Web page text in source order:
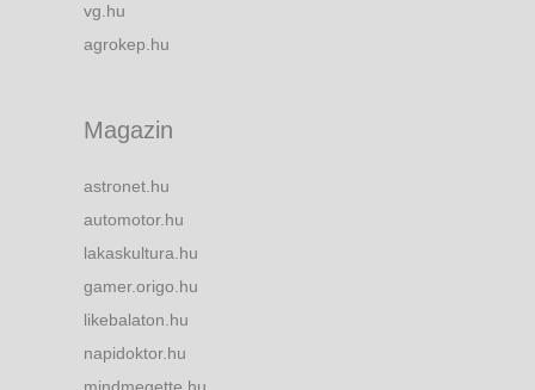
vg.hu
agrokep.hu
Magazin
astronet.hu
automotor.hu
lakaskultura.hu
gamer.origo.hu
likebalaton.hu
napidoktor.hu